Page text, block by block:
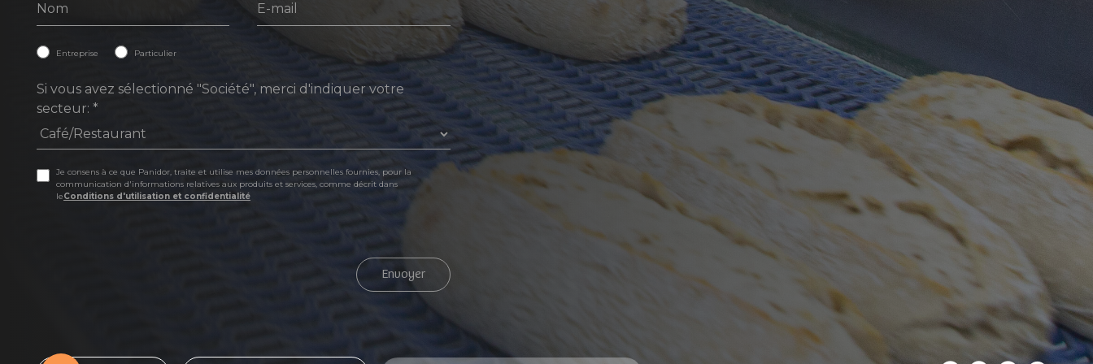
Entreprise Particulier
Si vous avez sélectionné "Société", merci d'indiquer votre
secteur: *
Je consens à ce que Panidor, traite et utilise mes données personnelles fournies, pour la
communication d'informations relatives aux produits et services, comme décrit dans
leConditions d'utilisation et confidentialité
Envoyer